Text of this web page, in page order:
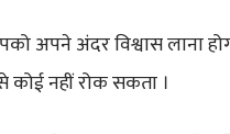
अपने अंदर विश्वास लाना
नहीं रोक सकता ।